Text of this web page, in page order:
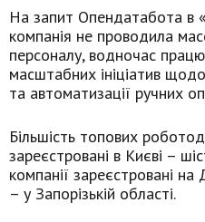
На запит Опендатабота в
компанія не проводила
персоналу, водночас
масштабних ініціатив
та автоматизації ручних
Більшість топових
зареєстровані в Києві –
компанії зареєстровані
– у Запорізькій області.